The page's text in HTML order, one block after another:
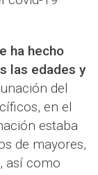
ha hecho
las edades y
del
en el
estaba
de mayores,
así como